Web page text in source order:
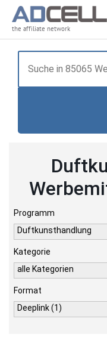
the affiliate network
Programm
Duftkunsthandlung
Kategorie
alle Kategorien
Format
Deeplink (1)